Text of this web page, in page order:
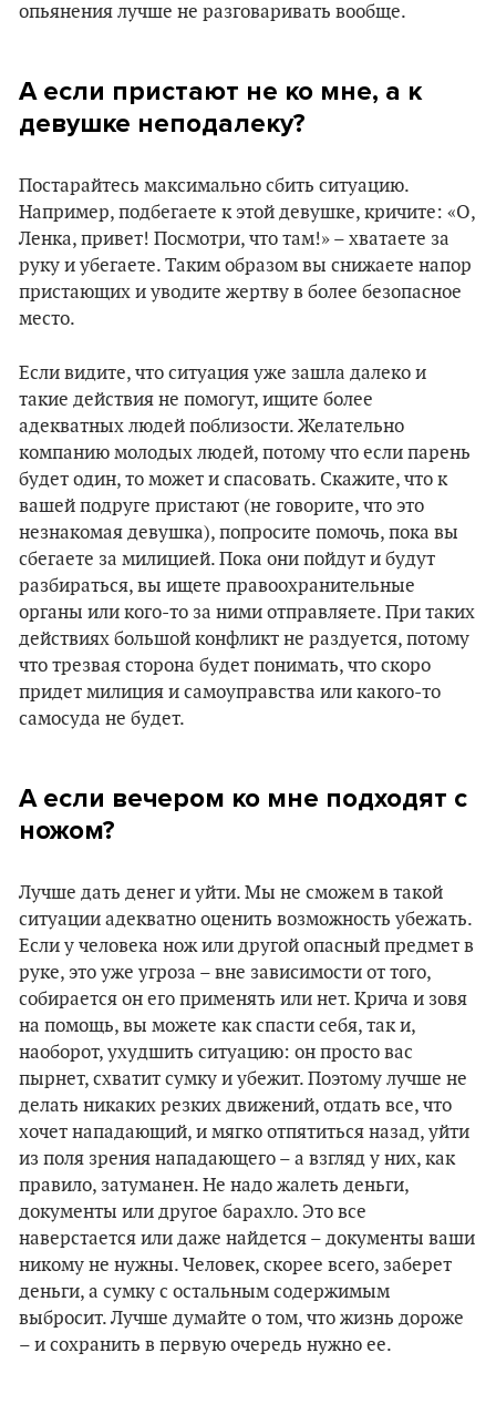
опьянения лучше не разговаривать вообще.
А если пристают не ко мне, а к
девушке неподалеку?
Постарайтесь максимально сбить ситуацию.
Например, подбегаете к этой девушке, кричите: «О,
Ленка, привет! Посмотри, что там!» – хватаете за
руку и убегаете. Таким образом вы снижаете напор
пристающих и уводите жертву в более безопасное
место.
Если видите, что ситуация уже зашла далеко и
такие действия не помогут, ищите более
адекватных людей поблизости. Желательно
компанию молодых людей, потому что если парень
будет один, то может и спасовать. Скажите, что к
вашей подруге пристают (не говорите, что это
незнакомая девушка), попросите помочь, пока вы
сбегаете за милицией. Пока они пойдут и будут
разбираться, вы ищете правоохранительные
органы или кого-то за ними отправляете. При таких
действиях большой конфликт не раздуется, потому
что трезвая сторона будет понимать, что скоро
придет милиция и самоуправства или какого-то
самосуда не будет.
А если вечером ко мне подходят с
ножом?
Лучше дать денег и уйти. Мы не сможем в такой
ситуации адекватно оценить возможность убежать.
Если у человека нож или другой опасный предмет в
руке, это уже угроза – вне зависимости от того,
собирается он его применять или нет. Крича и зовя
на помощь, вы можете как спасти себя, так и,
наоборот, ухудшить ситуацию: он просто вас
пырнет, схватит сумку и убежит. Поэтому лучше не
делать никаких резких движений, отдать все, что
хочет нападающий, и мягко отпятиться назад, уйти
из поля зрения нападающего – а взгляд у них, как
правило, затуманен. Не надо жалеть деньги,
документы или другое барахло. Это все
наверстается или даже найдется – документы ваши
никому не нужны. Человек, скорее всего, заберет
деньги, а сумку с остальным содержимым
выбросит. Лучше думайте о том, что жизнь дороже
– и сохранить в первую очередь нужно ее.